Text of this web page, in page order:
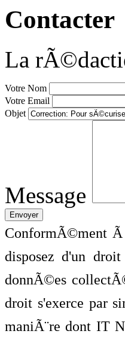
Contacter
La
Votre Nom
Votre Email
Objet
Message
ConformÃ©ment
disposez d'un
donnÃ©es
droit s'exerce par
maniÃ¨re dont IT